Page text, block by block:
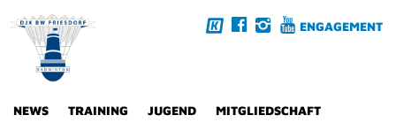
ENGAGEMENT
NEWS TRAINING JUGEND
MITGLIEDSCHAFT